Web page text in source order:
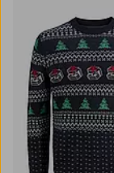
4XL 5XL6XL